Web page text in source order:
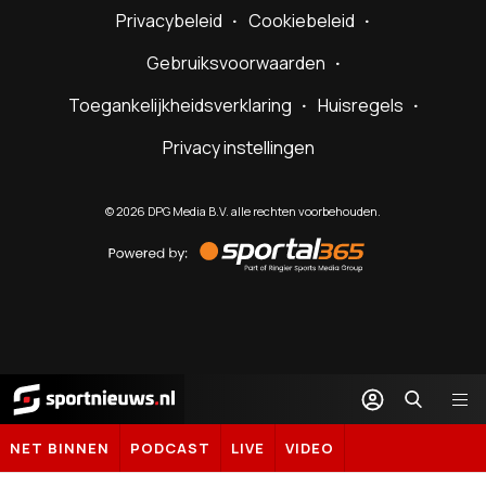
Privacybeleid
Cookiebeleid
Gebruiksvoorwaarden
Toegankelijkheidsverklaring
Huisregels
Privacy instellingen
©2026 DPG Media B.V. alle rechten voorbehouden.
by
Sportal365
Sportnieuws.nl
NET BINNEN PODCAST LIVE VIDEO